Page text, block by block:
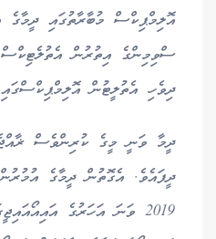
އޮލިމްޕިކްސް މުބާރާތުގައި ދީމާގެ
ސްވިމިންގެ އިތުރުން
ދިވެހި އެތުލީޓުން
ދީމާ ވަނީ މީގެ ކުރިންވެސް
2019 ވަނަ އަހަރުގެ